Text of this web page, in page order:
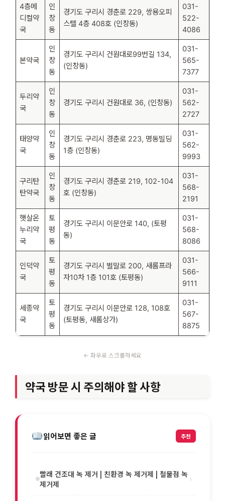
4층메
디컬약
국
인
창
동
경기도 구리시 경춘로 229, 쌍용오피
스텔 4층 408호 (인창동)
031-
522-
4086
본약국
인
창
동
경기도 구리시 건원대로99번길 134,
(인창동)
031-
565-
7377
두리약
국
인
창
동
경기도 구리시 건원대로 36, (인창동)
031-
562-
2727
태양약
국
인
창
동
경기도 구리시 경춘로 223, 명동빌딩
1층 (인창동)
031-
562-
9993
구리탄
탄약국
인
창
동
경기도 구리시 경춘로 219, 102-104
호 (인창동)
031-
568-
2191
햇살온
누리약
국
토
평
동
경기도 구리시 이문안로 140, (토평
동)
031-
568-
8086
인덕약
국
토
평
동
경기도 구리시 벌말로 200, 새롬프라
자10차 1층 101호 (토평동)
031-
566-
9111
세종약
국
토
평
동
경기도 구리시 이문안로 128, 108호
(토평동, 새롬상가)
031-
567-
8875
약국 방문 시 주의해야 할 사항
읽어보면 좋은 글 추천
빨래 건조대 녹 제거 | 친환경 녹 제거제 | 철물점 녹
제거제
›